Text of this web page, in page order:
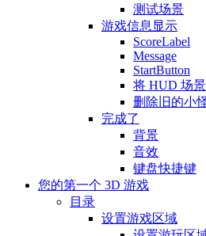
测试场景
游戏信息显示
ScoreLabel
Message
StartButton
将 HUD 场
删除旧的小
完成了
背景
音效
键盘快捷键
您的第一个 3D 游戏
目录
设置游戏区域